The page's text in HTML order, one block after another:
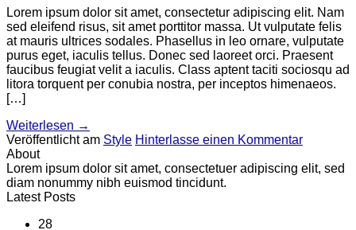
Lorem ipsum dolor sit amet, consectetur adipiscing elit. Nam
sed eleifend risus, sit amet porttitor massa. Ut vulputate felis
at mauris ultrices sodales. Phasellus in leo ornare, vulputate
purus eget, iaculis tellus. Donec sed laoreet orci. Praesent
faucibus feugiat velit a iaculis. Class aptent taciti sociosqu ad
litora torquent per conubia nostra, per inceptos himenaeos.
[…]
Weiterlesen →
Veröffentlicht am Style Hinterlasse einen Kommentar
About
Lorem ipsum dolor sit amet, consectetuer adipiscing elit, sed
diam nonummy nibh euismod tincidunt.
Latest Posts
28